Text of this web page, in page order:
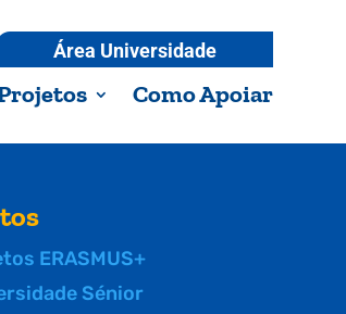
Área Universidade
Como Apoiar
ERASMUS+
Sénior